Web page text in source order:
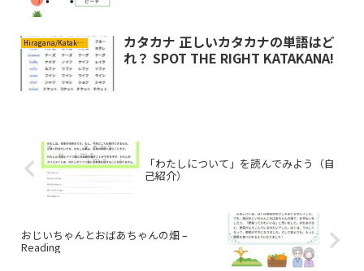
Hiragana/Katakana ひらがな/カタカナ
カタカナ 正しいカタカナの単語はど
れ？ SPOT THE RIGHT KATAKANA!
「わたしについて」を読んでみよう（自
己紹介）
おじいちゃんとおばあちゃんの畑 –
Reading